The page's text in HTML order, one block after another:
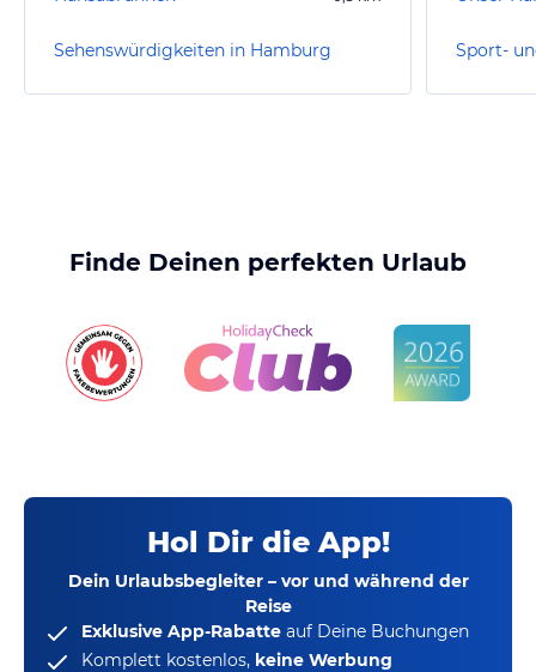
Sehenswürdigkeiten in Hamburg
Finde Deinen perfekten Urlaub
Hol Dir die App!
Dein Urlaubsbegleiter – vor und während der
Reise
Exklusive App-Rabatte auf Deine Buchungen
Komplett kostenlos, keine Werbung